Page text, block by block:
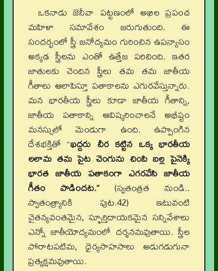
ఒకనాడు జెనీవా పట్టణంలో అఖిల ప్రపంచ
మహిళా సమావేశం జరుగుతుంది. ఈ
సందర్భంలో స్త్రీ జనోద్యమం గురించిన ఉపన్యాసం
అక్కడ స్త్రీలను ఎంతో ఉత్తేజ పరిచింది. ఇతర
జాతులకు చెందిన స్త్రీలు తమ తమ జాతీయ
గీతాలు ఆలాపిస్తూ పతాకాలను ఎగురవేస్తున్నారు.
మన భారతీయ స్త్రీలు కూడా జాతీయ గీతాన్ని,
జాతీయ పతాకాన్ని ఆవిష్కరించాలనే అభీష్టం
మనస్సులో మెండుగా ఉంది. ఉప్పొంగిన
దేశభక్తితో “ఖద్దరు చీర కట్టిన ఒక్క భారతీయ
లలామ తమ పైట చెంగును చింపి బల్ల పైనెక్కి
భారత జాతీయ పతాకంగా ఎగరవేసి జాతీయ
గీతం పాడిందట.” (స్వతంత్రత నుండి..
స్వాతంత్ర్యానికి పుట.42) ఇటువంటి
చైతన్యవంతమైన, స్ఫూర్తిదాయకమైన సన్నివేశాలు
ఎన్నో జాతీయోద్యమంలో దర్శనమవుతాయి. స్త్రీల
పోరాటపటిమ, ధైర్యసాహసాలు అడుగడుగునా
ప్రత్యక్షమవుతాయి.